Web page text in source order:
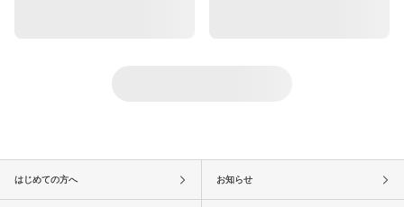
はじめての方へ お知らせ